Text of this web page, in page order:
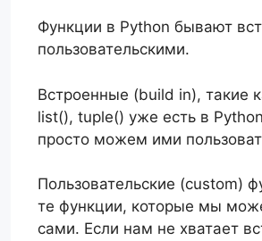
Функции в Python бывают
пользовательскими.
Встроенные (build in), такие
list(), tuple() уже есть в
просто можем ими
Пользовательские (custom)
те функции, которые мы
сами. Если нам не хватает